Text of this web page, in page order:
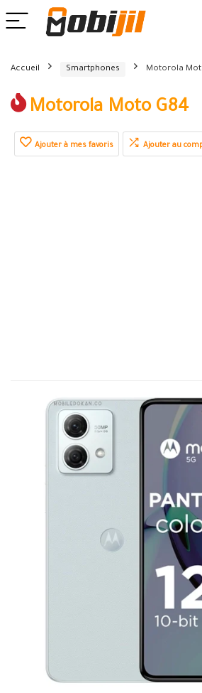
Accueil Smartphones Motorola
Motorola Moto G84
Ajouter à mes favoris Ajouter au